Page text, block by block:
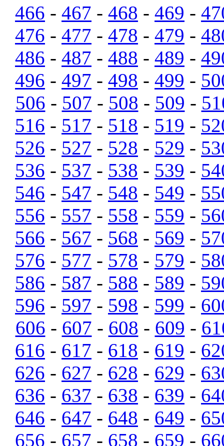
466 - 467 - 468 - 469 -
476 - 477 - 478 - 479 -
486 - 487 - 488 - 489 -
496 - 497 - 498 - 499 -
506 - 507 - 508 - 509 -
516 - 517 - 518 - 519 -
526 - 527 - 528 - 529 -
536 - 537 - 538 - 539 -
546 - 547 - 548 - 549 -
556 - 557 - 558 - 559 -
566 - 567 - 568 - 569 -
576 - 577 - 578 - 579 -
586 - 587 - 588 - 589 -
596 - 597 - 598 - 599 -
606 - 607 - 608 - 609 -
616 - 617 - 618 - 619 -
626 - 627 - 628 - 629 -
636 - 637 - 638 - 639 -
646 - 647 - 648 - 649 -
656 - 657 - 658 - 659 -